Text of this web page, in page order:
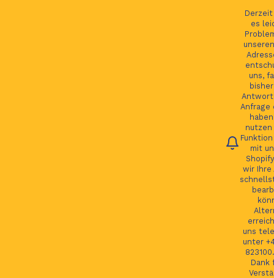
es
uns,
Antwort
Anfrage
nutzen
mit
wir Ihre
uns
unter
Dank